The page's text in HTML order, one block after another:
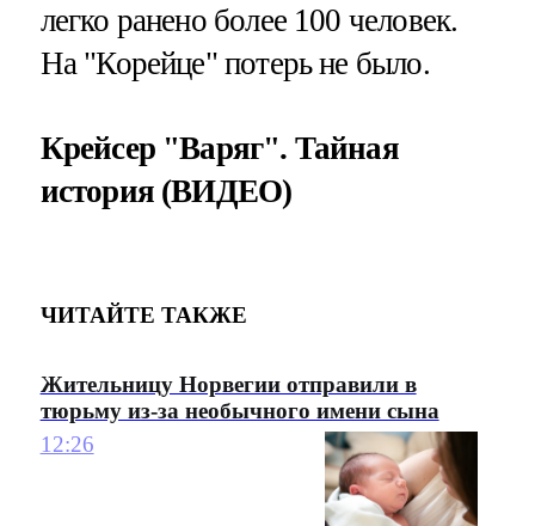
легко ранено более 100 человек.
На "Корейце" потерь не было.
Крейсер "Варяг". Тайная
история (ВИДЕО)
ЧИТАЙТЕ ТАКЖЕ
Жительницу Норвегии отправили в
тюрьму из-за необычного имени сына
12:26